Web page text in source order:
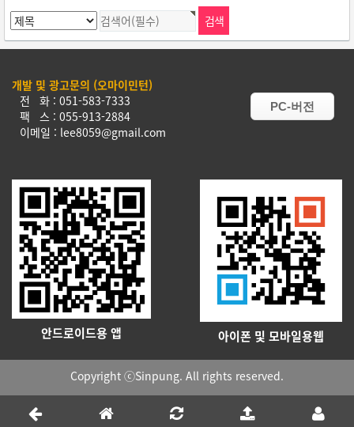
개발 및 광고문의 (오마이민턴)
전 화 : 051-583-7333
팩 스 : 055-913-2884
이메일 : lee8059@gmail.com
PC-버전
안드로이드용 앱 아이폰 및 모바일용웹
Copyright ⓒSinpung. All rights reserved.